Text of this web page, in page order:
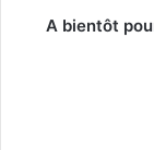
A bientôt